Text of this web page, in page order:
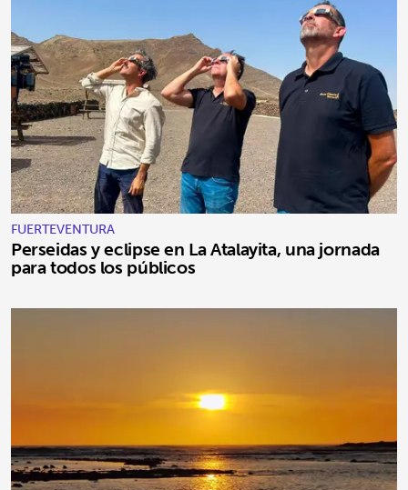
FUERTEVENTURA
Perseidas y eclipse en La Atalayita, una jornada
para todos los públicos